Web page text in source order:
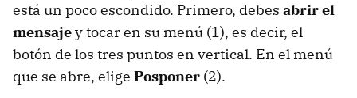
está un poco escondido. Primero, debes abrir el
mensajey tocar en su menú (1), es decir, el
botón de los tres puntos en vertical. En el menú
que se abre, elige Posponer (2).